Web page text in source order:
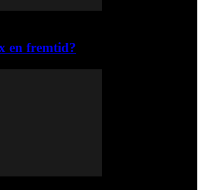
en fremtid?